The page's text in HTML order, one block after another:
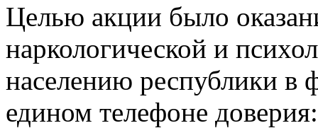
Целью акции было
наркологической и
населению республики в
едином телефоне